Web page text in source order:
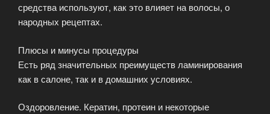
средства используют, как это влияет на волосы, о
народных рецептах.
Плюсы и минусы процедуры
Есть ряд значительных преимуществ ламинирования
как в салоне, так и в домашних условиях.
Оздоровление. Кератин, протеин и некоторые